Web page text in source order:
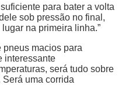
para bater a volta
sob pressão no final,
na primeira linha.”
pneus macios para
interessante
será tudo sobre
uma corrida